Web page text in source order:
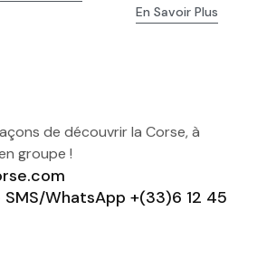
En Savoir Plus
de découvrir la Corse, à
groupe !
WhatsApp +(33)6 12 45